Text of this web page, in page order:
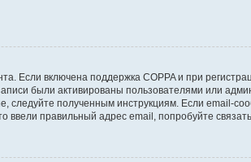
Если включена поддержка COPPA и при
были активированы пользователями или
полученным инструкциям. Если email-
правильный адрес email, попробуйте